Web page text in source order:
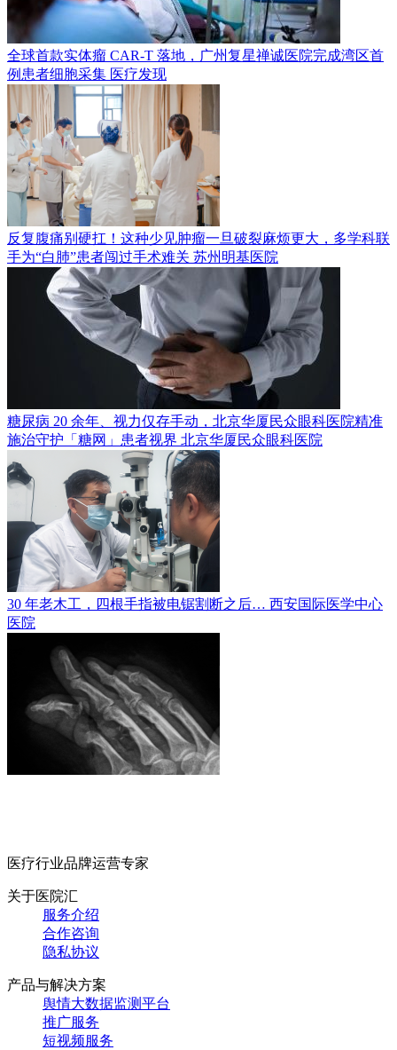
全球首款实体瘤 CAR-T 落地，广州复星禅诚医院完成湾区首
例患者细胞采集 医疗发现
反复腹痛别硬扛！这种少见肿瘤一旦破裂麻烦更大，多学科联
手为“白肺”患者闯过手术难关 苏州明基医院
糖尿病 20 余年、视力仅存手动，北京华厦民众眼科医院精准
施治守护「糖网」患者视界 北京华厦民众眼科医院
30 年老木工，四根手指被电锯割断之后… 西安国际医学中心
医院
医疗行业品牌运营专家
关于医院汇
服务介绍
合作咨询
隐私协议
产品与解决方案
舆情大数据监测平台
推广服务
短视频服务